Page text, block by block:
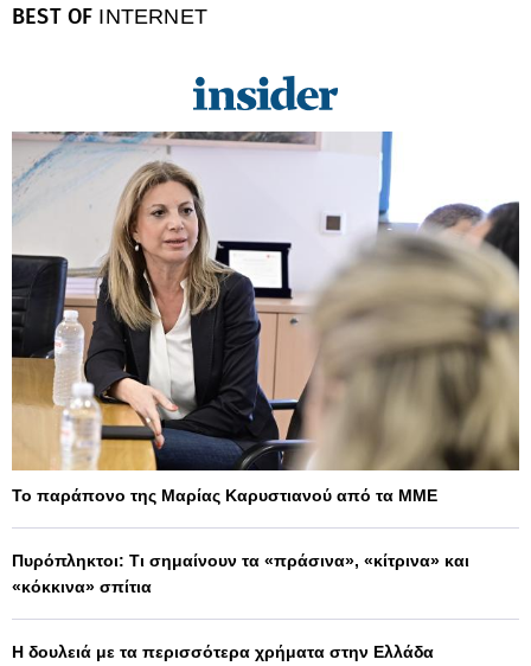
BEST OF INTERNET
Το παράπονο της Μαρίας Καρυστιανού από τα ΜΜΕ
Πυρόπληκτοι: Τι σημαίνουν τα «πράσινα», «κίτρινα» και
«κόκκινα» σπίτια
Η δουλειά με τα περισσότερα χρήματα στην Ελλάδα